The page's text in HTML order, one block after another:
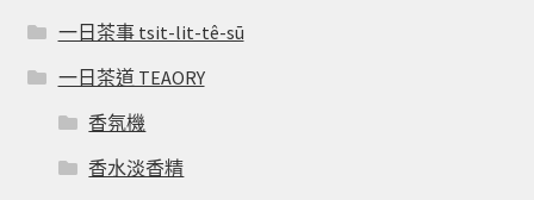
一日茶事 tsit-lit-tê-sū
一日茶道 TEAORY
香氛機
香水淡香精